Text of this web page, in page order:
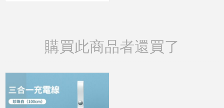
購買此商品者還買了